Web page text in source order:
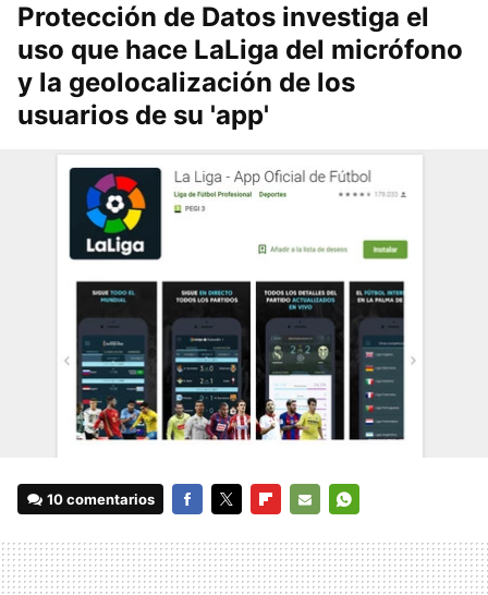
Protección de Datos investiga el
uso que hace LaLiga del micrófono
y la geolocalización de los
usuarios de su 'app'
10 comentarios
MAIL